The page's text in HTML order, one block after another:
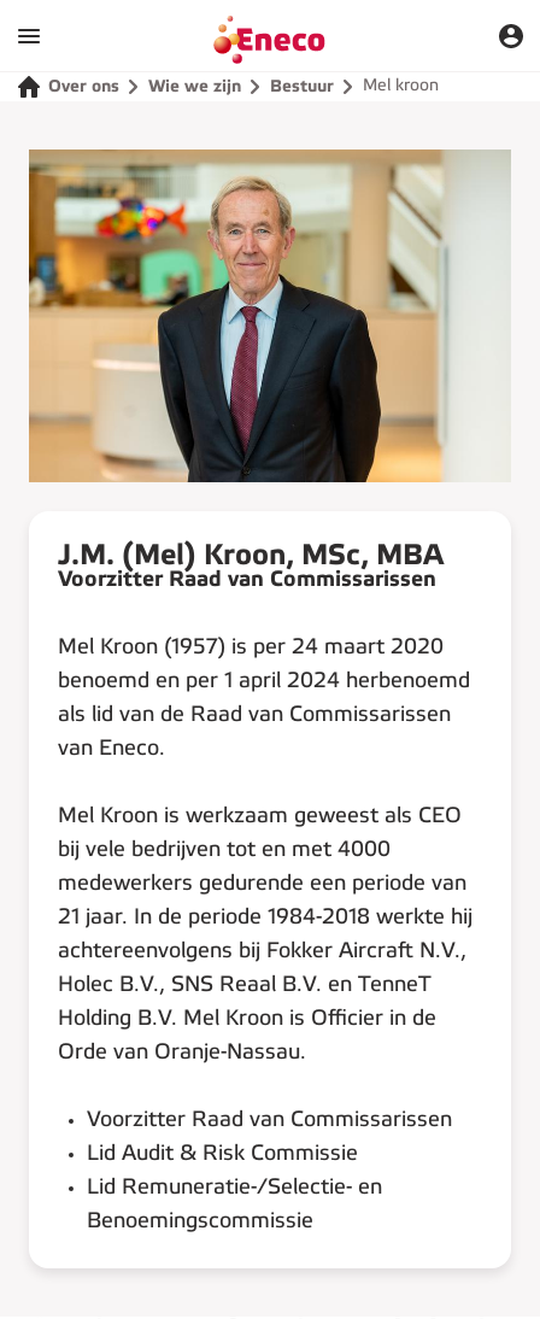
Over ons Wie we zijn Bestuur Mel kroon
J.M. (Mel) Kroon, MSc, MBA
Voorzitter Raad van Commissarissen
Mel Kroon (1957) is per 24 maart 2020
benoemd en per 1 april 2024 herbenoemd
als lid van de Raad van Commissarissen
van Eneco.
Mel Kroon is werkzaam geweest als CEO
bij vele bedrijven tot en met 4000
medewerkers gedurende een periode van
21 jaar. In de periode 1984-2018 werkte hij
achtereenvolgens bij Fokker Aircraft N.V.,
Holec B.V., SNS Reaal B.V. en TenneT
Holding B.V. Mel Kroon is Officier in de
Orde van Oranje-Nassau.
Voorzitter Raad van Commissarissen
Lid Audit & Risk Commissie
Lid Remuneratie-/Selectie- en
Benoemingscommissie